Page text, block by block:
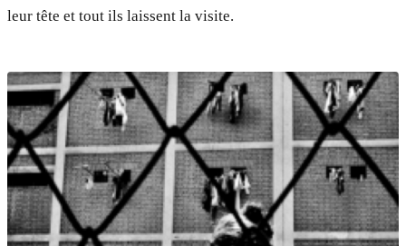
leur tête et tout ils laissent la visite.